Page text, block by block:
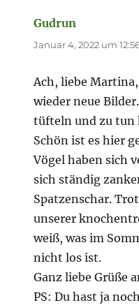
Gudrun
Januar 4, 2022 um
Ach, liebe
wieder neue
tüfteln und zu tun
Schön ist es hier
Vögel haben sich
sich ständig
Spatzenschar.
unserer
weiß, was im
nicht los ist.
Ganz liebe Grüße
PS: Du hast ja